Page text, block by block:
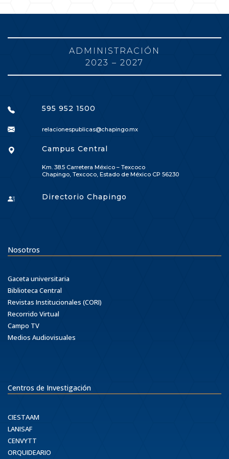
ADMINISTRACIÓN
2023 – 2027
595 952 1500
relacionespublicas@chapingo.mx
Campus Central
Km. 38.5 Carretera México – Texcoco
Chapingo, Texcoco, Estado de México CP 56230
Directorio Chapingo
Nosotros
Gaceta universitaria
Biblioteca Central
Revistas Institucionales (CORI)
Recorrido Virtual
Campo TV
Medios Audiovisuales
Centros de Investigación
CIESTAAM
LANISAF
CENVYTT
ORQUIDEARIO